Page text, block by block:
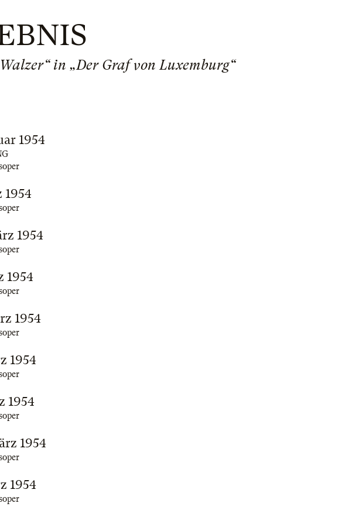
in „Der Graf von Luxemburg“
1954
1954
1954
1954
1954
1954
1954
1954